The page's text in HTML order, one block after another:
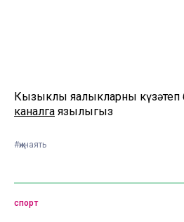
Кызыклы яңалыкларны күзәтеп
каналга язылыгыз
#җинаять
спорт